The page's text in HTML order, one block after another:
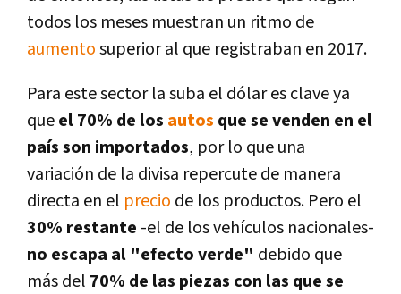
todos los meses muestran un ritmo de
aumentosuperior al que registraban en 2017.
Para este sector la suba el dólar es clave ya
queel 70% de los autos que se venden en el
paí­s son importados, por lo que una
variación de la divisa repercute de manera
directa en el precio de los productos. Pero el
30% restante -el de los vehí­culos nacionales-
no escapa al "efecto verde" debido que
más del 70% de las piezas con las que se